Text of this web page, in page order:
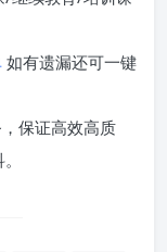
如有遗漏还可一键
保证高效高质